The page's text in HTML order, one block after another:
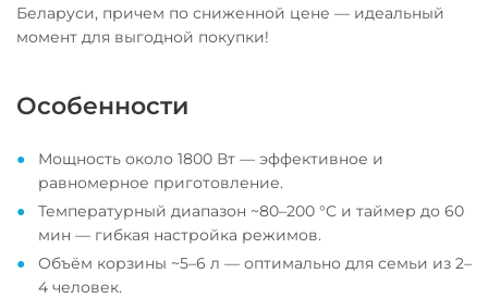
Беларуси, причем по сниженной цене — идеальный
момент для выгодной покупки!
Особенности
Мощность около 1800 Вт — эффективное и
равномерное приготовление.
Температурный диапазон ~80–200 °C и таймер до 60
мин — гибкая настройка режимов.
Объём корзины ~5–6 л — оптимально для семьи из 2–
4 человек.